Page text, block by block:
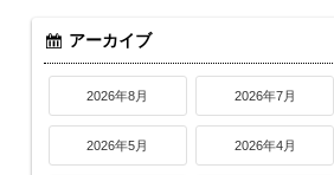
アーカイブ
2026年8月 2026年7月
2026年5月 2026年4月